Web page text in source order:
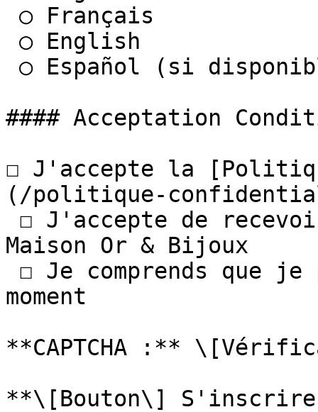
#### Acceptation
☐ J'accepte la
(/politique-
Maison Or & Bijoux
moment
**CAPTCHA :**
**\[Bouton\]